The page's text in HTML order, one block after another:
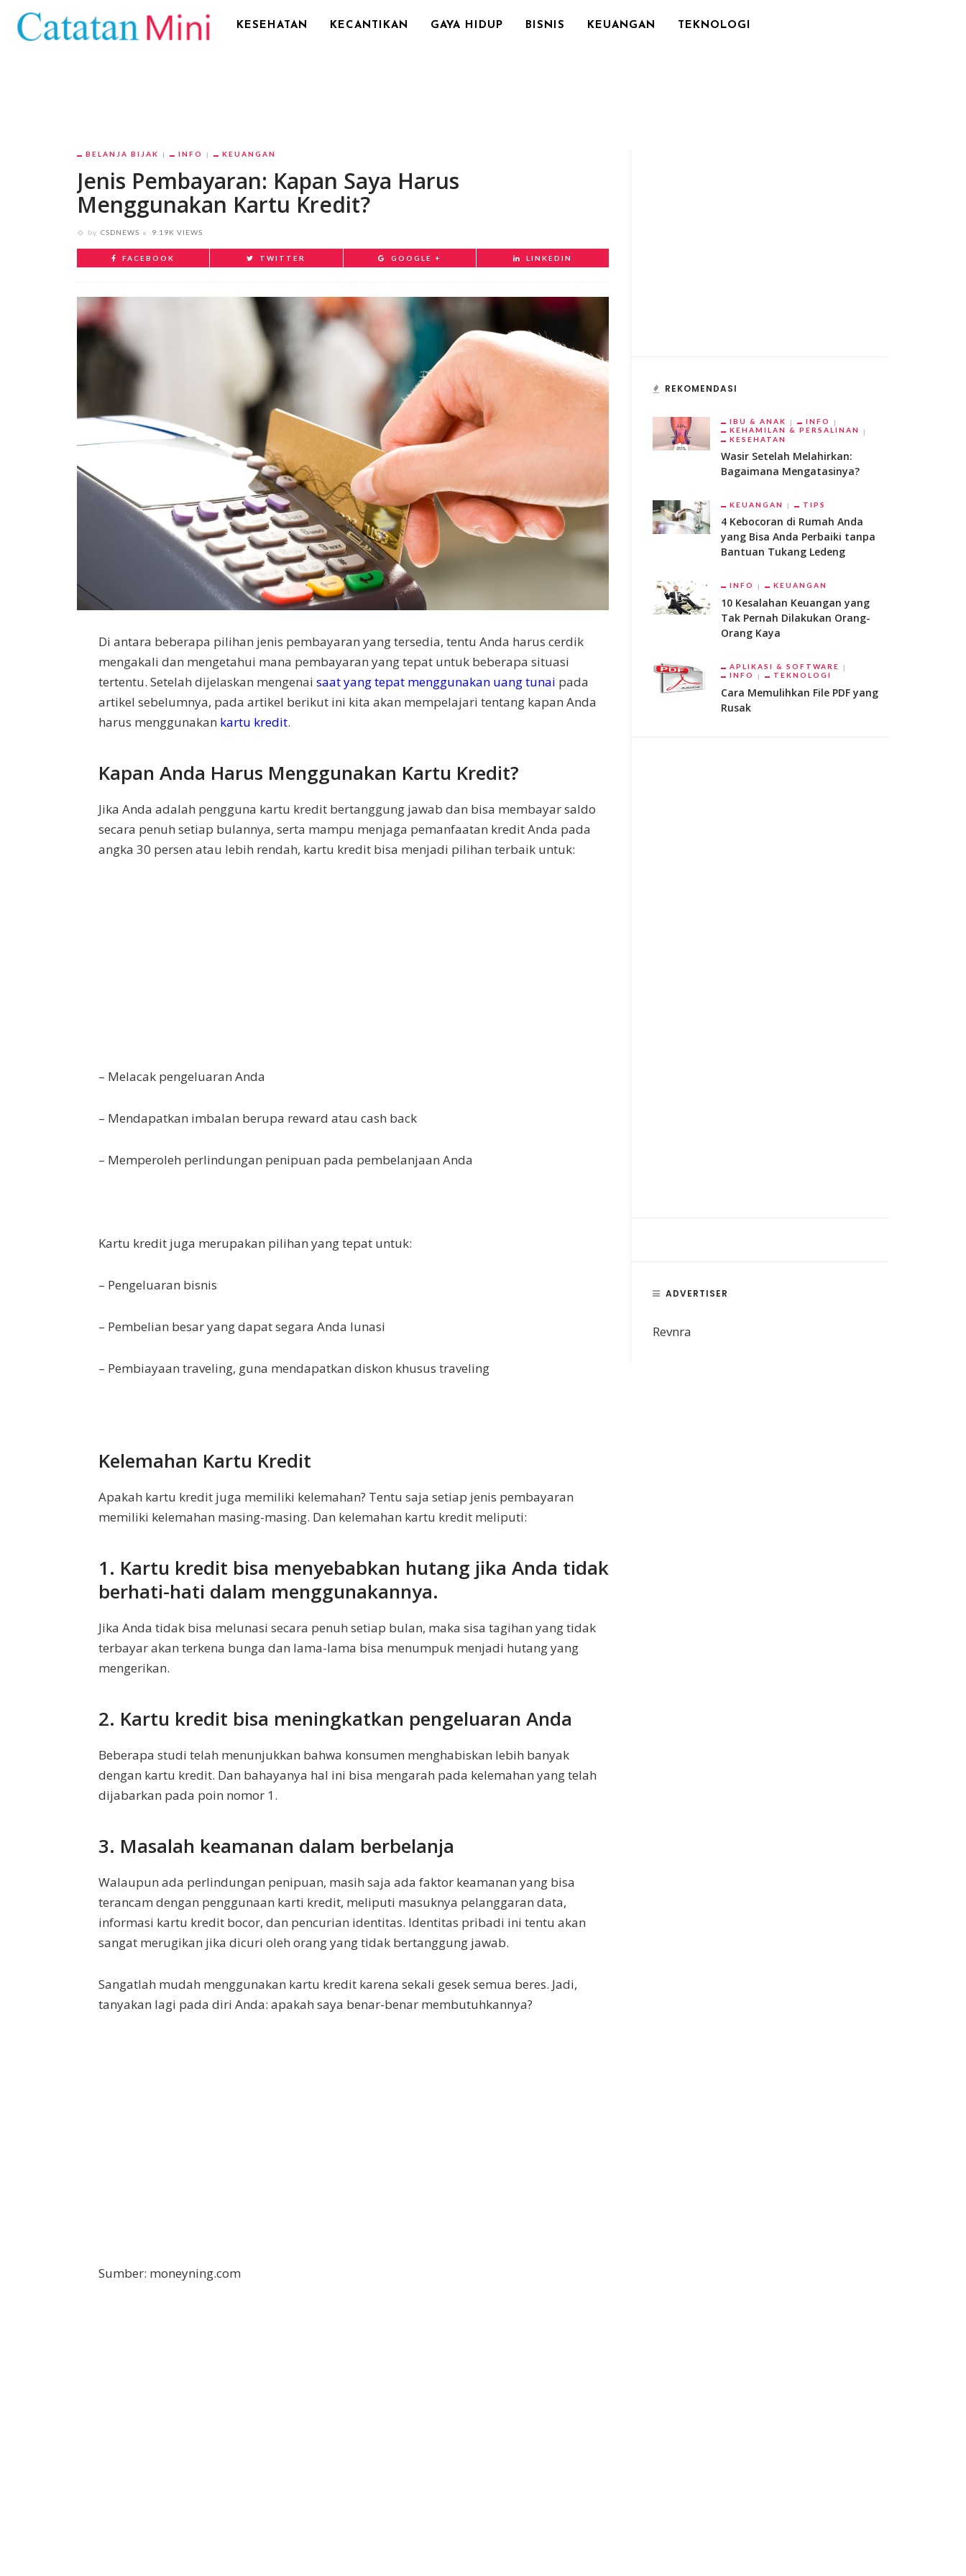
KESEHATAN KECANTIKAN GAYA HIDUP BISNIS KEUANGAN TEKNOLOGI
BELANJA BIJAK INFO KEUANGAN
Jenis Pembayaran: Kapan Saya Harus
Menggunakan Kartu Kredit?
by CSDNEWS 9.19K VIEWS
FACEBOOK TWITTER GOOGLE + LINKEDIN
Di antara beberapa pilihan jenis pembayaran yang tersedia, tentu Anda harus cerdik
mengakali dan mengetahui mana pembayaran yang tepat untuk beberapa situasi
tertentu. Setelah dijelaskan mengenai saat yang tepat menggunakan uang tunai pada
artikel sebelumnya, pada artikel berikut ini kita akan mempelajari tentang kapan Anda
harus menggunakan kartu kredit.
Kapan Anda Harus Menggunakan Kartu Kredit?
Jika Anda adalah pengguna kartu kredit bertanggung jawab dan bisa membayar saldo
secara penuh setiap bulannya, serta mampu menjaga pemanfaatan kredit Anda pada
angka 30 persen atau lebih rendah, kartu kredit bisa menjadi pilihan terbaik untuk:
– Melacak pengeluaran Anda
– Mendapatkan imbalan berupa reward atau cash back
– Memperoleh perlindungan penipuan pada pembelanjaan Anda
Kartu kredit juga merupakan pilihan yang tepat untuk:
– Pengeluaran bisnis
– Pembelian besar yang dapat segara Anda lunasi
– Pembiayaan traveling, guna mendapatkan diskon khusus traveling
Kelemahan Kartu Kredit
Apakah kartu kredit juga memiliki kelemahan? Tentu saja setiap jenis pembayaran
memiliki kelemahan masing-masing. Dan kelemahan kartu kredit meliputi:
1. Kartu kredit bisa menyebabkan hutang jika Anda tidak
berhati-hati dalam menggunakannya.
Jika Anda tidak bisa melunasi secara penuh setiap bulan, maka sisa tagihan yang tidak
terbayar akan terkena bunga dan lama-lama bisa menumpuk menjadi hutang yang
mengerikan.
2. Kartu kredit bisa meningkatkan pengeluaran Anda
Beberapa studi telah menunjukkan bahwa konsumen menghabiskan lebih banyak
dengan kartu kredit. Dan bahayanya hal ini bisa mengarah pada kelemahan yang telah
dijabarkan pada poin nomor 1.
3. Masalah keamanan dalam berbelanja
Walaupun ada perlindungan penipuan, masih saja ada faktor keamanan yang bisa
terancam dengan penggunaan karti kredit, meliputi masuknya pelanggaran data,
informasi kartu kredit bocor, dan pencurian identitas. Identitas pribadi ini tentu akan
sangat merugikan jika dicuri oleh orang yang tidak bertanggung jawab.
Sangatlah mudah menggunakan kartu kredit karena sekali gesek semua beres. Jadi,
tanyakan lagi pada diri Anda: apakah saya benar-benar membutuhkannya?
Sumber: moneyning.com
REKOMENDASI
IBU & ANAK
INFO
KEHAMILAN & PERSALINAN
KESEHATAN
Wasir Setelah Melahirkan:
Bagaimana Mengatasinya?
KEUANGAN TIPS
4 Kebocoran di Rumah Anda
yang Bisa Anda Perbaiki tanpa
Bantuan Tukang Ledeng
INFO KEUANGAN
10 Kesalahan Keuangan yang
Tak Pernah Dilakukan Orang-
Orang Kaya
APLIKASI & SOFTWARE
INFO
TEKNOLOGI
Cara Memulihkan File PDF yang
Rusak
ADVERTISER
Revnra